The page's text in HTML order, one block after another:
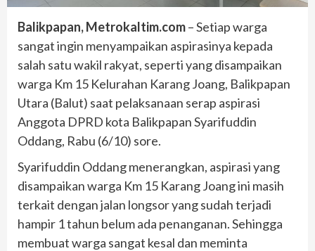
Balikpapan, Metrokaltim.com– Setiap warga
sangat ingin menyampaikan aspirasinya kepada
salah satu wakil rakyat, seperti yang disampaikan
warga Km 15 Kelurahan Karang Joang, Balikpapan
Utara (Balut) saat pelaksanaan serap aspirasi
Anggota DPRD kota Balikpapan Syarifuddin
Oddang, Rabu (6/10) sore.
Syarifuddin Oddang menerangkan, aspirasi yang
disampaikan warga Km 15 Karang Joang ini masih
terkait dengan jalan longsor yang sudah terjadi
hampir 1 tahun belum ada penanganan. Sehingga
membuat warga sangat kesal dan meminta